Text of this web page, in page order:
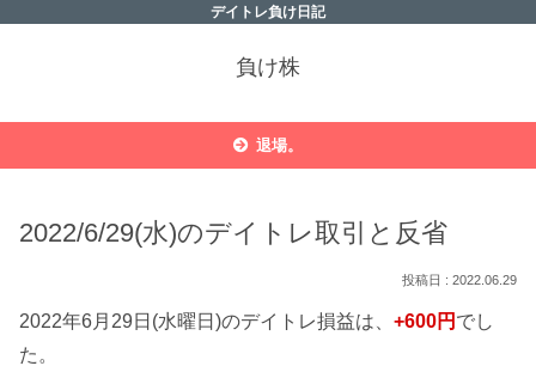
デイトレ負け日記
負け株
退場。
2022/6/29(水)のデイトレ取引と反省
2022.06.29
2022年6月29日(水曜日)のデイトレ損益は、 +600円 でし
た。